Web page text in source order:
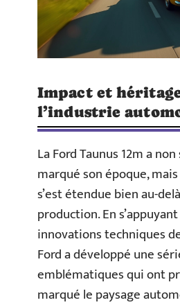
Impact et
l’industrie
La Ford Taunus 12m a
marqué son époque,
s’est étendue bien au-
production. En
innovations techniques
Ford a développé une
emblématiques qui ont
marqué le paysage